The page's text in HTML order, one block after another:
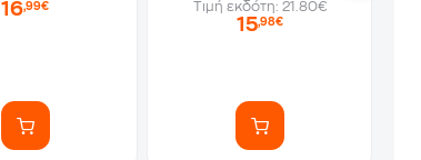
16,99€
Τιμή εκδότη: 21.80€
15,98€